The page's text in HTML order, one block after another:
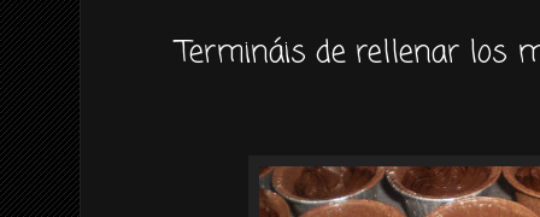
Termináis de rellenar los